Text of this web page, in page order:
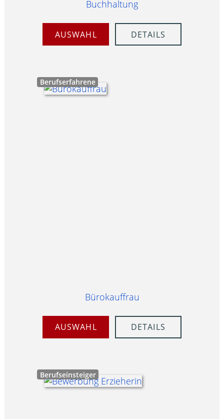
Buchhaltung
AUSWAHL DETAILS
Berufserfahrene
Bürokauffrau
AUSWAHL DETAILS
Berufseinsteiger